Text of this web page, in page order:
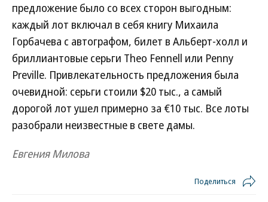
предложение было со всех сторон выгодным:
каждый лот включал в себя книгу Михаила
Горбачева с автографом, билет в Альберт-холл и
бриллиантовые серьги Theo Fennell или Penny
Preville. Привлекательность предложения была
очевидной: серьги стоили $20 тыс., а самый
дорогой лот ушел примерно за €10 тыс. Все лоты
разобрали неизвестные в свете дамы.
Евгения Милова
Поделиться